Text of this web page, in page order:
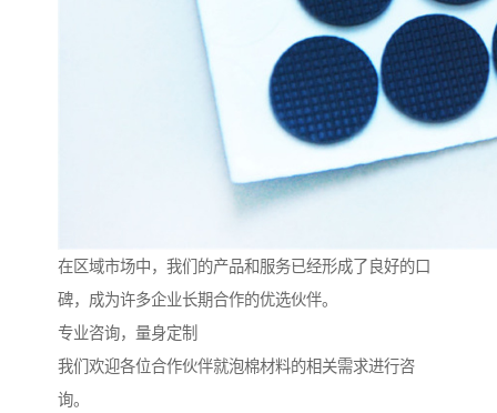
在区域市场中，我们的产品和服务已经形成了良好的口
碑，成为许多企业长期合作的优选伙伴。
专业咨询，量身定制
我们欢迎各位合作伙伴就泡棉材料的相关需求进行咨
询。